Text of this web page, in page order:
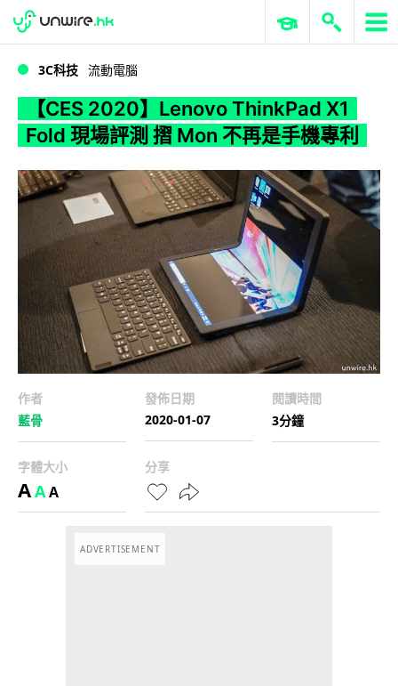
WWDC 2026 ERP 與商業 AI
3C科技 流動電腦
【CES 2020】Lenovo ThinkPad X1
Fold 現場評測 摺 Mon 不再是手機專利
作者
藍骨
發佈日期
2020-01-07
閱讀時間
3分鐘
字體大小
AAA
分享
ADVERTISEMENT